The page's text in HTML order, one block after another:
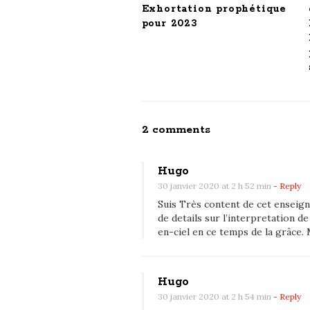
Exhortation prophétique
pour 2023
2 commentsO
e
m
e
s
s
g
Hugo
30 janvier 2020 at 2 h 52 min - Reply
Suis Très content de cet
de details sur l’interpretation
en-ciel en ce temps de la grâce.
Hugo
30 janvier 2020 at 2 h 54 min - Reply